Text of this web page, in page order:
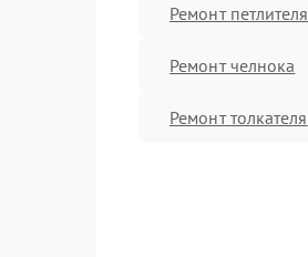
Ремонт петлителя
Ремонт челнока
Ремонт толкателя